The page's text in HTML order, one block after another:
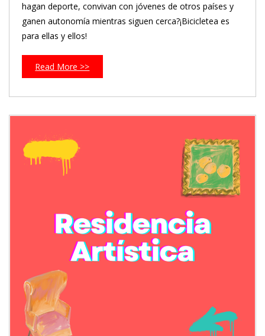
hagan deporte, convivan con jóvenes de otros países y
ganen autonomía mientras siguen cerca?¡Bicicletea es
para ellas y ellos!
Read More >>